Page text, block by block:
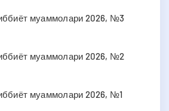
муаммолари 2026, №3
муаммолари 2026, №2
муаммолари 2026, №1